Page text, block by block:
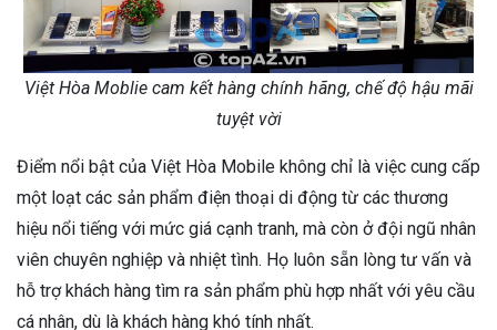
Việt Hòa Moblie cam kết hàng chính hãng, chế độ hậu mãi
tuyệt vời
Điểm nổi bật của Việt Hòa Mobile không chỉ là việc cung cấp
một loạt các sản phẩm điện thoại di động từ các thương
hiệu nổi tiếng với mức giá cạnh tranh, mà còn ở đội ngũ nhân
viên chuyên nghiệp và nhiệt tình. Họ luôn sẵn lòng tư vấn và
hỗ trợ khách hàng tìm ra sản phẩm phù hợp nhất với yêu cầu
cá nhân, dù là khách hàng khó tính nhất.